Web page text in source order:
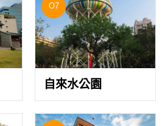
O7
自來水公園